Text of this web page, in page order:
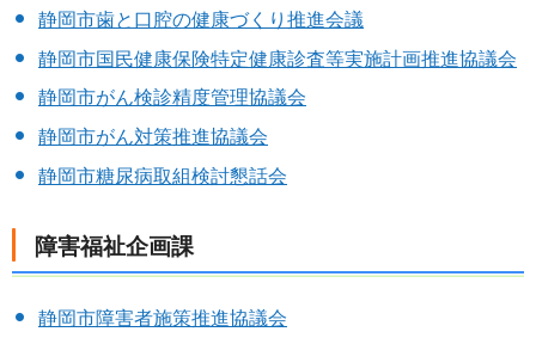
静岡市歯と口腔の健康づくり推進会議
静岡市国民健康保険特定健康診査等実施計画推進協議会
静岡市がん検診精度管理協議会
静岡市がん対策推進協議会
静岡市糖尿病取組検討懇話会
障害福祉企画課
静岡市障害者施策推進協議会